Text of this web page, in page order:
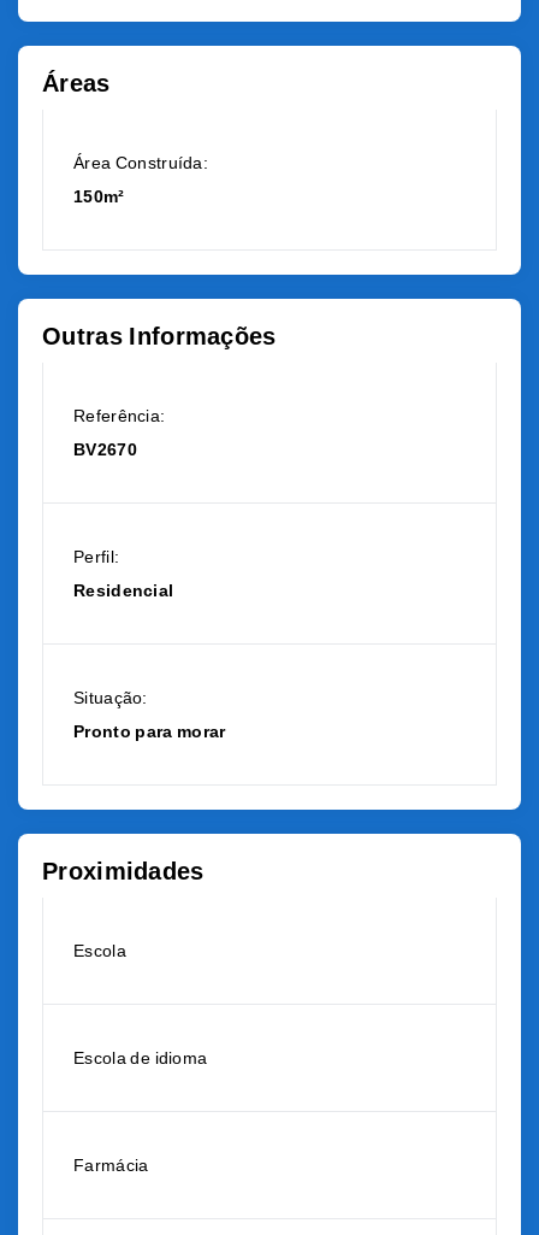
Áreas
Área Construída:
150m²
Outras Informações
Referência:
BV2670
Perfil:
Residencial
Situação:
Pronto para morar
Proximidades
Escola
Escola de idioma
Farmácia